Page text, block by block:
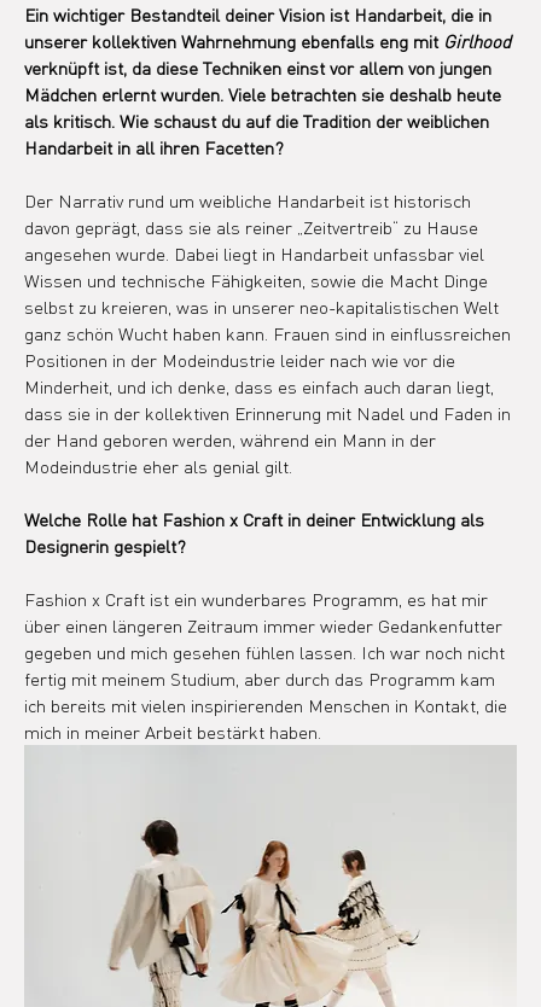
Ein wichtiger Bestandteil deiner Vision ist Handarbeit, die in
unserer kollektiven Wahrnehmung ebenfalls eng mit Girlhood
verknüpft ist, da diese Techniken einst vor allem von jungen
Mädchen erlernt wurden. Viele betrachten sie deshalb heute
als kritisch. Wie schaust du auf die Tradition der weiblichen
Handarbeit in all ihren Facetten?
Der Narrativ rund um weibliche Handarbeit ist historisch
davon geprägt, dass sie als reiner „Zeitvertreib“ zu Hause
angesehen wurde. Dabei liegt in Handarbeit unfassbar viel
Wissen und technische Fähigkeiten, sowie die Macht Dinge
selbst zu kreieren, was in unserer neo-kapitalistischen Welt
ganz schön Wucht haben kann. Frauen sind in einflussreichen
Positionen in der Modeindustrie leider nach wie vor die
Minderheit, und ich denke, dass es einfach auch daran liegt,
dass sie in der kollektiven Erinnerung mit Nadel und Faden in
der Hand geboren werden, während ein Mann in der
Modeindustrie eher als genial gilt.
Welche Rolle hat Fashion x Craft in deiner Entwicklung als
Designerin gespielt?
Fashion x Craft ist ein wunderbares Programm, es hat mir
über einen längeren Zeitraum immer wieder Gedankenfutter
gegeben und mich gesehen fühlen lassen. Ich war noch nicht
fertig mit meinem Studium, aber durch das Programm kam
ich bereits mit vielen inspirierenden Menschen in Kontakt, die
mich in meiner Arbeit bestärkt haben.